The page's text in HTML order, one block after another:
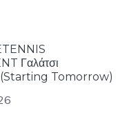
Γαλάτσι
Tomorrow)